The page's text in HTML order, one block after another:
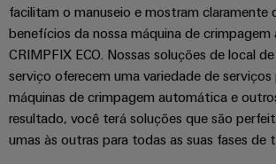
facilitam o manuseio e mostram claramente
benefícios da nossa máquina de
CRIMPFIX ECO. Nossas soluções de local
serviço oferecem uma variedade de serviços
máquinas de crimpagem automática e
resultado, você terá soluções que são
umas às outras para todas as suas fases de